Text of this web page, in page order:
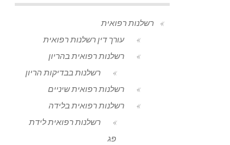
רשלנות רפואית
עורך דין רשלנות רפואית
רשלנות רפואית בהריון
רשלנות בבדיקות הריון
רשלנות רפואית שיניים
רשלנות רפואית בלידה
רשלנות רפואית לידת
פג